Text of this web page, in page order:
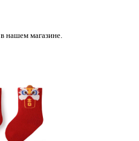
нашем магазине.